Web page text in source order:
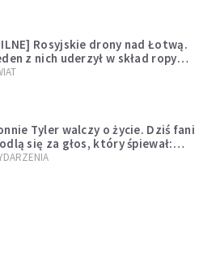
Rosyjskie drony nad Łotwą.
z nich uderzył w skład ropy
Tyler walczy o życie. Dziś fani
się za głos, który śpiewał:
help me"